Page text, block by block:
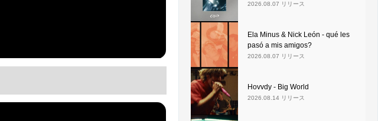
2026.08.07 リリース
Ela Minus & Nick León - qué les
pasó a mis amigos?
2026.08.07 リリース
Hovvdy - Big World
2026.08.14 リリース